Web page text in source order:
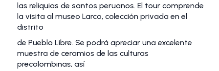
las reliquias de santos peruanos. El tour comprende
la visita al museo Larco, colección privada en el
distrito
de Pueblo Libre. Se podrá apreciar una excelente
muestra de ceramios de las culturas
precolombinas, así